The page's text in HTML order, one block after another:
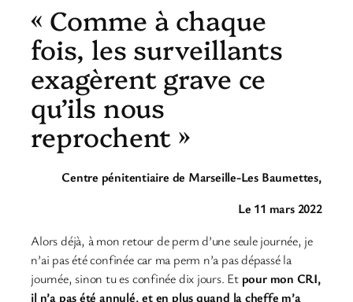
« Comme à chaque
fois, les surveillants
exagèrent grave ce
qu’ils nous
reprochent »
Centre pénitentiaire de Marseille-Les Baumettes,
Le 11 mars 2022
Alors déjà, à mon retour de perm d’une seule journée, je
n’ai pas été confinée car ma perm n’a pas dépassé la
journée, sinon tu es confinée dix jours. Et pour mon CRI,
il n’a pas été annulé, et en plus quand la cheffe m’a